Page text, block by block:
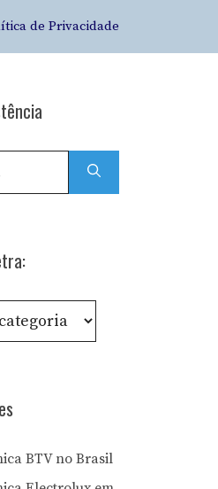
de Privacidade
BTV no Brasil